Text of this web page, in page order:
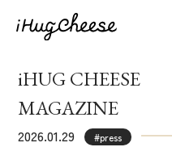
iHUG CHEESE
MAGAZINE
2026.01.29 #press